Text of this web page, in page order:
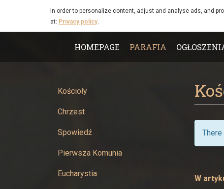
Kościół
pw.
Świętego
Parafia
Narodzenia
Najświętszej
In order to personalize content, adjust and analyse ads, and
at: Privacy policy.
Main
HOMEPAGE PARAFIA
Kościoły
Chrzest
Spowiedź
Pierwsza Komunia
Eucharystia
W